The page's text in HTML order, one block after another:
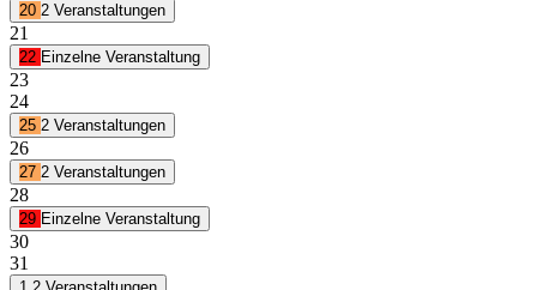
20 2 Veranstaltungen
21
22 Einzelne Veranstaltung
23
24
25 2 Veranstaltungen
26
27 2 Veranstaltungen
28
29 Einzelne Veranstaltung
30
31